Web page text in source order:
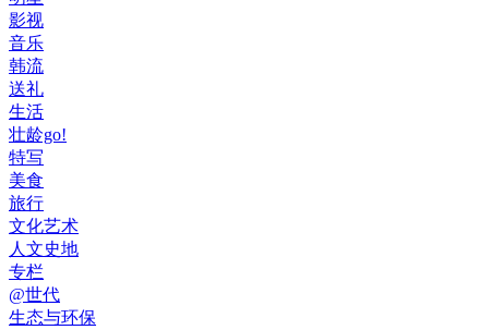
影视
音乐
韩流
送礼
生活
壮龄go!
特写
美食
旅行
文化艺术
人文史地
专栏
@世代
生态与环保